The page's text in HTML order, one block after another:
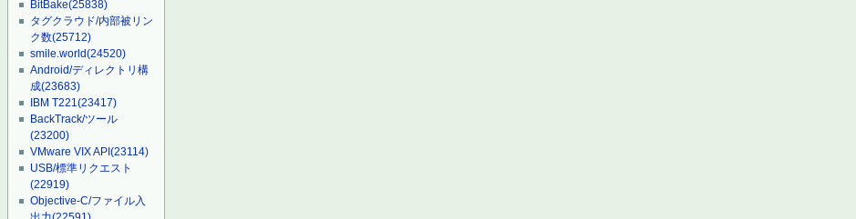
BitBake(25838)
タグクラウド/内部被リン
ク数(25712)
smile.world(24520)
Android/ディレクトリ構
成(23683)
IBM T221(23417)
BackTrack/ツール
(23200)
VMware VIX API(23114)
USB/標準リクエスト
(22919)
Objective-C/ファイル入